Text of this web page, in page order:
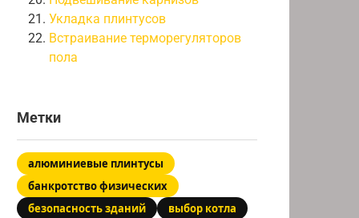
Укладка плинтусов
Встраивание терморегуляторов
пола
Метки
алюминиевые плинтусы
банкротство физических
безопасность зданий
выбор котла